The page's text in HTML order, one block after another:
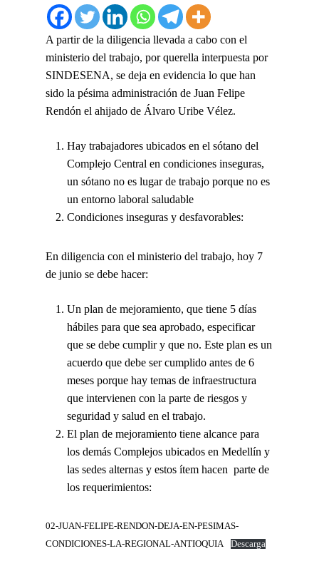
A partir de la diligencia llevada a cabo con el
ministerio del trabajo, por querella interpuesta por
SINDESENA, se deja en evidencia lo que han
sido la pésima administración de Juan Felipe
Rendón el ahijado de Álvaro Uribe Vélez.
Hay trabajadores ubicados en el sótano del
Complejo Central en condiciones inseguras,
un sótano no es lugar de trabajo porque no es
un entorno laboral saludable
Condiciones inseguras y desfavorables:
En diligencia con el ministerio del trabajo, hoy 7
de junio se debe hacer:
Un plan de mejoramiento, que tiene 5 días
hábiles para que sea aprobado, especificar
que se debe cumplir y que no. Este plan es un
acuerdo que debe ser cumplido antes de 6
meses porque hay temas de infraestructura
que intervienen con la parte de riesgos y
seguridad y salud en el trabajo.
El plan de mejoramiento tiene alcance para
los demás Complejos ubicados en Medellín y
las sedes alternas y estos ítem hacen parte de
los requerimientos:
02-JUAN-FELIPE-RENDON-DEJA-EN-PESIMAS-
CONDICIONES-LA-REGIONAL-ANTIOQUIA
Descarga